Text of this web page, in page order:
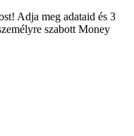
Adja meg adataid és 3
szabott Money